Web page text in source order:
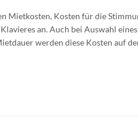
Mietkosten, Kosten für die
an. Auch bei Auswahl
werden diese Kosten auf